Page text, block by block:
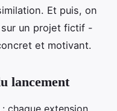
Et puis, on
un projet fictif -
et motivant.
lancement